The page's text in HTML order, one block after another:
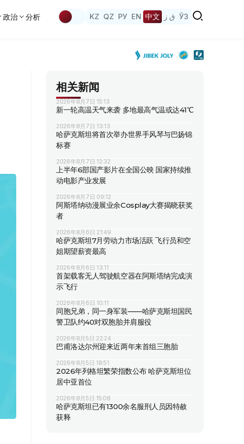
政治 分析 KZ QZ РУ EN 中文 ق ز ЎЗ
相关新闻
2026年8月7日 15:13
新一轮高温天气来袭 多地最高气温或达41℃
2026年8月7日 13:13
哈萨克斯坦将首次举办世界手风琴与巴扬锦
标赛
2026年8月7日 12:32
上半年6部国产影片在全国公映 国家持续推
动电影产业发展
2026年8月7日 09:12
阿斯塔纳动漫展业余Cosplay大赛揭晓获奖
者
2026年8月6日 21:49
哈萨克斯坦7月劳动力市场活跃 飞行员和空
姐期望薪资最高
2026年8月6日 13:11
首架载客无人驾驶航空器在阿斯塔纳完成演
示飞行
2026年8月6日 10:11
同胞兄弟，同一身军装——哈萨克斯坦国民
警卫队约40对双胞胎并肩服役
2026年8月5日 22:24
巴甫洛达尔州迎来近两年来首组三胞胎
2026年8月5日 18:51
2026年列格坦繁荣指数公布 哈萨克斯坦位
居中亚首位
2026年8月5日 15:08
哈萨克斯坦已有1300余名服刑人员因特赦
获释